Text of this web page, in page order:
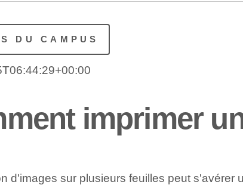
DU CAMPUS
imprimer
d'images sur plusieurs feuilles peut